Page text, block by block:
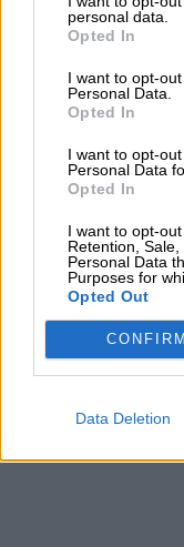
personal data.
Opted In
I want to opt-
Personal Data.
Opted In
I want to opt-
Personal Data
Opted In
I want to opt-
Retention,
Personal Data
Purposes for
Opted Out
CONFIRM
Data Deletion
ψεκασμός το
08/08/2026 , 10:18
Αυγερινός
παραπληροφόρηση
επιθέσεις
08/08/2026 , 10:18
Σήμερα Σάββατο